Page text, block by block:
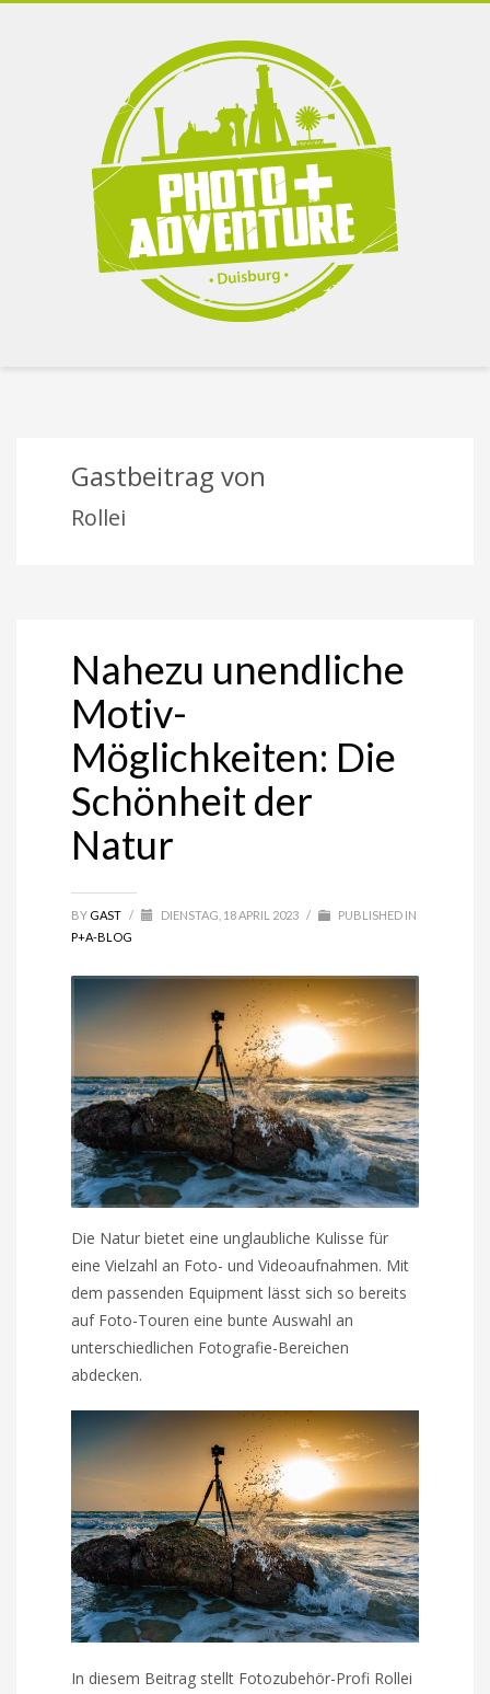
Gastbeitrag von
Rollei
Nahezu unendliche
Motiv-
Möglichkeiten: Die
Schönheit der
Natur
BY GAST / DIENSTAG, 18 APRIL 2023 /
PUBLISHED IN
P+A-BLOG
Die Natur bietet eine unglaubliche Kulisse für
eine Vielzahl an Foto- und Videoaufnahmen. Mit
dem passenden Equipment lässt sich so bereits
auf Foto-Touren eine bunte Auswahl an
unterschiedlichen Fotografie-Bereichen
abdecken.
In diesem Beitrag stellt Fotozubehör-Profi Rollei